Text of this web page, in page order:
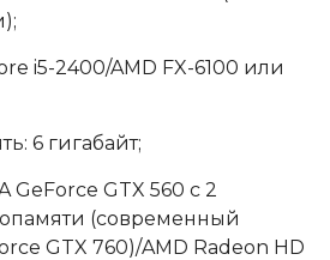
i5-2400/AMD FX-6100 или
6 гигабайт;
GeForce GTX 560 с 2
(современный
GTX 760)/AMD Radeon HD